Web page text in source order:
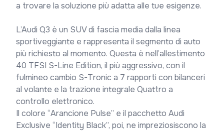
a trovare la soluzione più adatta alle tue esigenze.
L’Audi Q3 è un SUV di fascia media dalla linea
sportiveggiante e rappresenta il segmento di auto
più richiesto al momento. Questa è nell’allestimento
40 TFSI S-Line Edition, il più aggressivo, con il
fulmineo cambio S-Tronic a 7 rapporti con bilanceri
al volante e la trazione integrale Quattro a
controllo elettronico.
Il colore “Arancione Pulse” e il pacchetto Audi
Exclusive “Identity Black”, poi, ne impreziosiscono la